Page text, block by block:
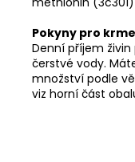
Pokyny pro
Denní příjem
čerstvé vody.
množství podle
viz horní část